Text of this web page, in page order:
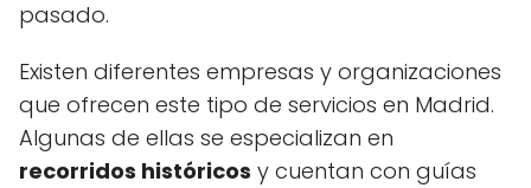
pasado.
Existen diferentes empresas y organizaciones
que ofrecen este tipo de servicios en Madrid.
Algunas de ellas se especializan en
recorridos históricos y cuentan con guías